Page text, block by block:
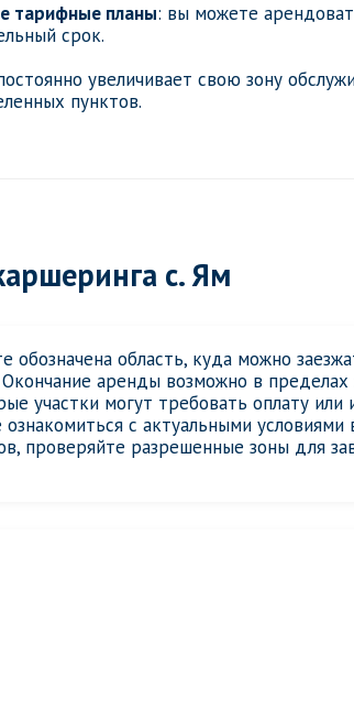
тарифные планы: вы можете
срок.
увеличивает свою зону
пунктов.
с. Ям
обозначена область, куда можно
Окончание аренды возможно в
участки могут требовать оплату
ознакомиться с актуальными
проверяйте разрешенные зоны для